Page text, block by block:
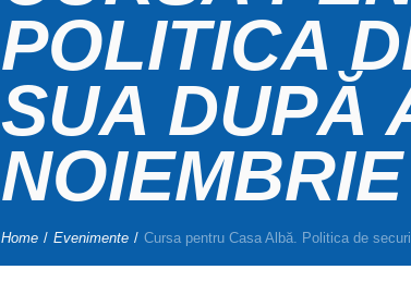
POLITICA
SUA DUPĂ
Home / Evenimente / Cursa pentru Casa Albă. Politica de